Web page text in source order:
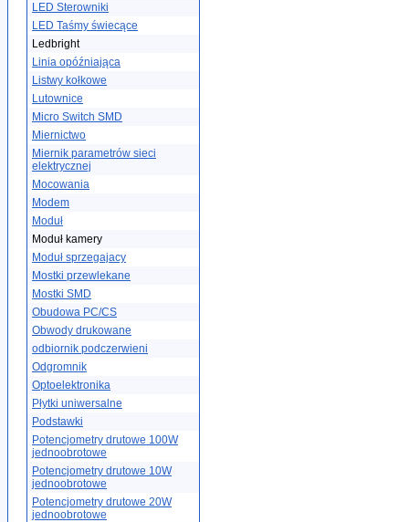
LED Sterowniki
LED Taśmy świecące
Ledbright
Linia opóźniająca
Listwy kołkowe
Lutownice
Micro Switch SMD
Miernictwo
Miernik parametrów sieci
elektrycznej
Mocowania
Modem
Moduł
Moduł kamery
Moduł sprzegajacy
Mostki przewlekane
Mostki SMD
Obudowa PC/CS
Obwody drukowane
odbiornik podczerwieni
Odgromnik
Optoelektronika
Płytki uniwersalne
Podstawki
Potencjometry drutowe 100W
jednoobrotowe
Potencjometry drutowe 10W
jednoobrotowe
Potencjometry drutowe 20W
jednoobrotowe